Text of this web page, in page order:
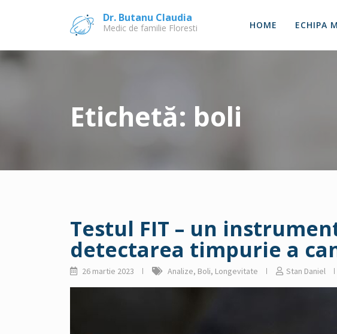
Dr. Butanu Claudia
Medic de familie Floresti HOME ECHIPA
Etichetă: boli
Testul FIT – un
detectarea timpurie a
26 martie 2023 Analize, Boli, Longevitate Stan Daniel